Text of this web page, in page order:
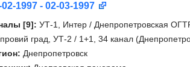
02-1997 - 02-03-1997
[9]: УТ-1, Интер / Днепропетровская
град, УТ-2 / 1+1, 34 канал
Днепропетровск